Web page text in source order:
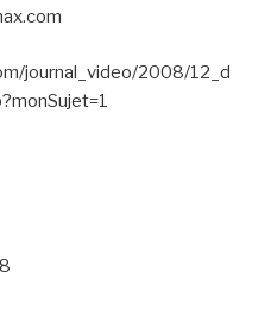
journal_video/2008/12_d